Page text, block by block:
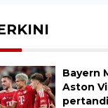
Bayern
Aston